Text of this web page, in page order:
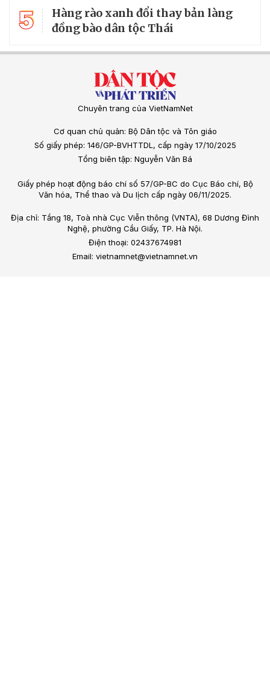
5
Hàng rào xanh đổi thay bản làng
đồng bào dân tộc Thái
Chuyên trang của VietNamNet
Cơ quan chủ quản: Bộ Dân tộc và Tôn giáo
Số giấy phép: 146/GP-BVHTTDL, cấp ngày 17/10/2025
Tổng biên tập: Nguyễn Văn Bá
Giấy phép hoạt động báo chí số 57/GP-BC do Cục Báo chí, Bộ
Văn hóa, Thể thao và Du lịch cấp ngày 06/11/2025.
Địa chỉ: Tầng 18, Toà nhà Cục Viễn thông (VNTA), 68 Dương Đình
Nghệ, phường Cầu Giấy, TP. Hà Nội.
Điện thoại: 02437674981
Email: vietnamnet@vietnamnet.vn